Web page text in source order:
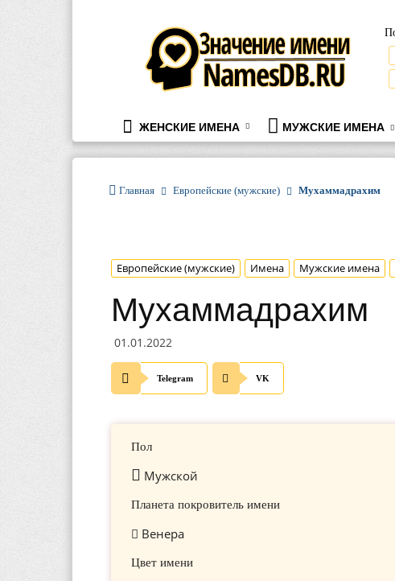
namesdb.ru
ЖЕНСКИЕ ИМЕНА МУЖСКИЕ ИМЕНА
Главная Европейские (мужские) Мухаммадрахим
Европейские (мужские) Имена Мужские имена
Мухаммадрахим
01.01.2022
Telegram VK
Пол
Мужской
Планета покровитель имени
Венера
Цвет имени